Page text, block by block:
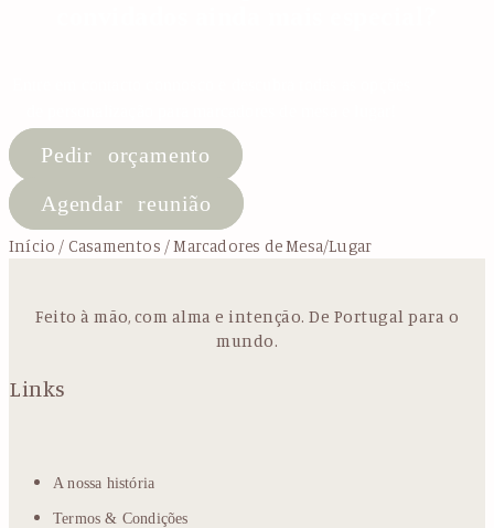
Pedir orçamento
Agendar reunião
Início / Casamentos / Marcadores de Mesa/Lugar
Feito à mão, com alma e intenção. De Portugal para o
mundo.
Links
A nossa história
Termos & Condições